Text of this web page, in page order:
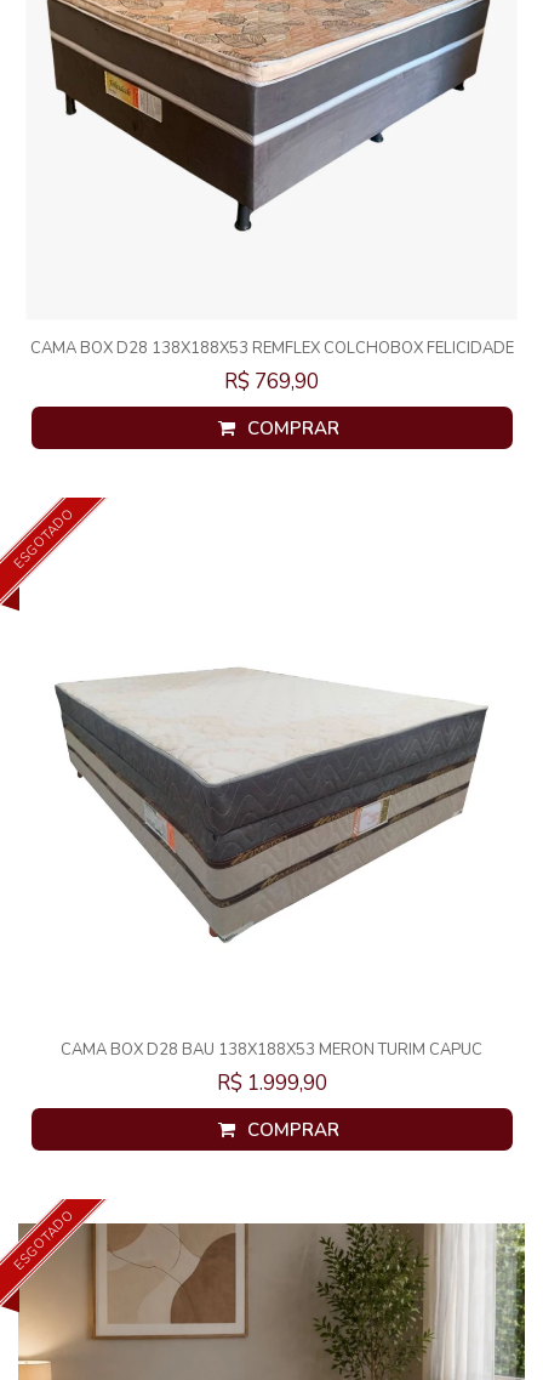
CAMA BOX D28 138X188X53 REMFLEX COLCHOBOX FELICIDADE
R$ 769,90
COMPRAR
ESGOTADO
CAMA BOX D28 BAU 138X188X53 MERON TURIM CAPUC
R$ 1.999,90
COMPRAR
ESGOTADO